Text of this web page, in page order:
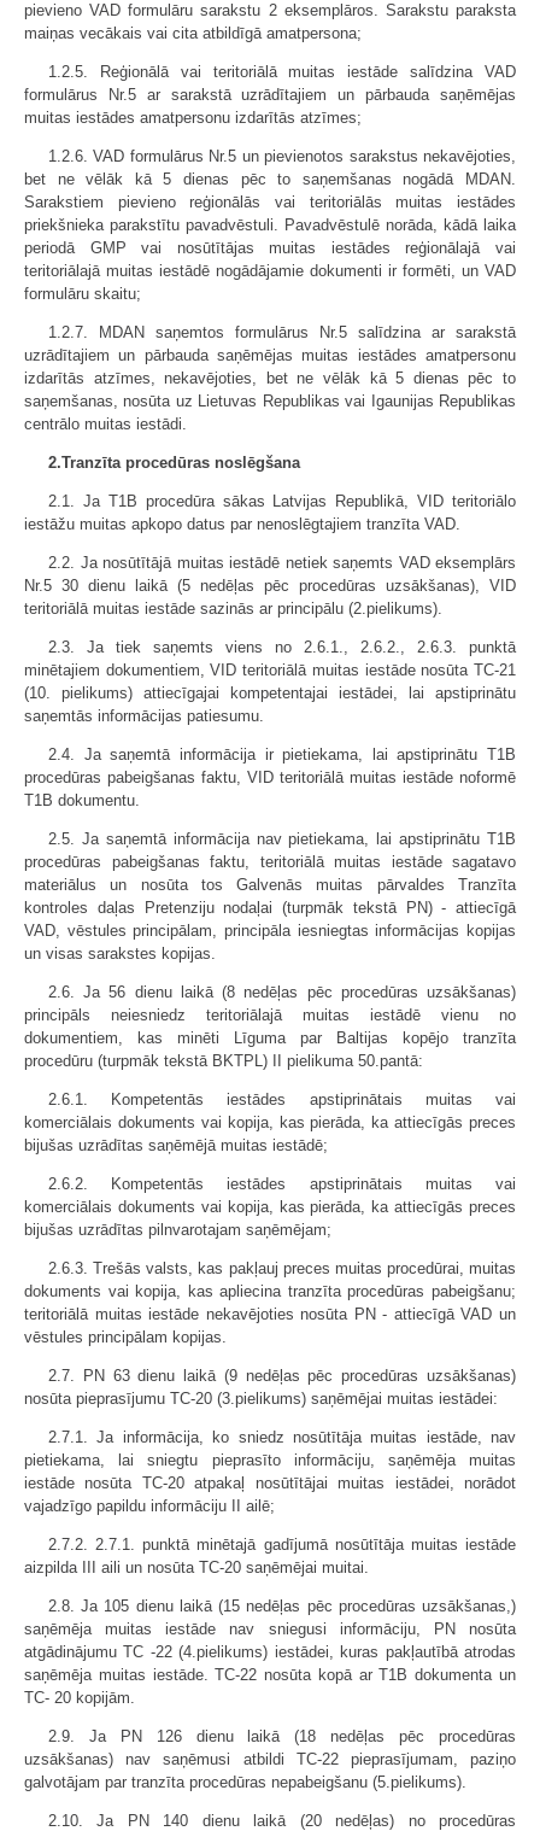
pievieno VAD formulāru sarakstu 2 eksemplāros. Sarakstu paraksta
maiņas vecākais vai cita atbildīgā amatpersona;
1.2.5. Reģionālā vai teritoriālā muitas iestāde salīdzina VAD
formulārus Nr.5 ar sarakstā uzrādītajiem un pārbauda saņēmējas
muitas iestādes amatpersonu izdarītās atzīmes;
1.2.6. VAD formulārus Nr.5 un pievienotos sarakstus nekavējoties,
bet ne vēlāk kā 5 dienas pēc to saņemšanas nogādā MDAN.
Sarakstiem pievieno reģionālās vai teritoriālās muitas iestādes
priekšnieka parakstītu pavadvēstuli. Pavadvēstulē norāda, kādā laika
periodā GMP vai nosūtītājas muitas iestādes reģionālajā vai
teritoriālajā muitas iestādē nogādājamie dokumenti ir formēti, un VAD
formulāru skaitu;
1.2.7. MDAN saņemtos formulārus Nr.5 salīdzina ar sarakstā
uzrādītajiem un pārbauda saņēmējas muitas iestādes amatpersonu
izdarītās atzīmes, nekavējoties, bet ne vēlāk kā 5 dienas pēc to
saņemšanas, nosūta uz Lietuvas Republikas vai Igaunijas Republikas
centrālo muitas iestādi.
2.Tranzīta procedūras noslēgšana
2.1. Ja T1B procedūra sākas Latvijas Republikā, VID teritoriālo
iestāžu muitas apkopo datus par nenoslēgtajiem tranzīta VAD.
2.2. Ja nosūtītājā muitas iestādē netiek saņemts VAD eksemplārs
Nr.5 30 dienu laikā (5 nedēļas pēc procedūras uzsākšanas), VID
teritoriālā muitas iestāde sazinās ar principālu (2.pielikums).
2.3. Ja tiek saņemts viens no 2.6.1., 2.6.2., 2.6.3. punktā
minētajiem dokumentiem, VID teritoriālā muitas iestāde nosūta TC-21
(10. pielikums) attiecīgajai kompetentajai iestādei, lai apstiprinātu
saņemtās informācijas patiesumu.
2.4. Ja saņemtā informācija ir pietiekama, lai apstiprinātu T1B
procedūras pabeigšanas faktu, VID teritoriālā muitas iestāde noformē
T1B dokumentu.
2.5. Ja saņemtā informācija nav pietiekama, lai apstiprinātu T1B
procedūras pabeigšanas faktu, teritoriālā muitas iestāde sagatavo
materiālus un nosūta tos Galvenās muitas pārvaldes Tranzīta
kontroles daļas Pretenziju nodaļai (turpmāk tekstā PN) - attiecīgā
VAD, vēstules principālam, principāla iesniegtas informācijas kopijas
un visas sarakstes kopijas.
2.6. Ja 56 dienu laikā (8 nedēļas pēc procedūras uzsākšanas)
principāls neiesniedz teritoriālajā muitas iestādē vienu no
dokumentiem, kas minēti Līguma par Baltijas kopējo tranzīta
procedūru (turpmāk tekstā BKTPL) II pielikuma 50.pantā:
2.6.1. Kompetentās iestādes apstiprinātais muitas vai
komerciālais dokuments vai kopija, kas pierāda, ka attiecīgās preces
bijušas uzrādītas saņēmējā muitas iestādē;
2.6.2. Kompetentās iestādes apstiprinātais muitas vai
komerciālais dokuments vai kopija, kas pierāda, ka attiecīgās preces
bijušas uzrādītas pilnvarotajam saņēmējam;
2.6.3. Trešās valsts, kas pakļauj preces muitas procedūrai, muitas
dokuments vai kopija, kas apliecina tranzīta procedūras pabeigšanu;
teritoriālā muitas iestāde nekavējoties nosūta PN - attiecīgā VAD un
vēstules principālam kopijas.
2.7. PN 63 dienu laikā (9 nedēļas pēc procedūras uzsākšanas)
nosūta pieprasījumu TC-20 (3.pielikums) saņēmējai muitas iestādei:
2.7.1. Ja informācija, ko sniedz nosūtītāja muitas iestāde, nav
pietiekama, lai sniegtu pieprasīto informāciju, saņēmēja muitas
iestāde nosūta TC-20 atpakaļ nosūtītājai muitas iestādei, norādot
vajadzīgo papildu informāciju II ailē;
2.7.2. 2.7.1. punktā minētajā gadījumā nosūtītāja muitas iestāde
aizpilda III aili un nosūta TC-20 saņēmējai muitai.
2.8. Ja 105 dienu laikā (15 nedēļas pēc procedūras uzsākšanas,)
saņēmēja muitas iestāde nav sniegusi informāciju, PN nosūta
atgādinājumu TC -22 (4.pielikums) iestādei, kuras pakļautībā atrodas
saņēmēja muitas iestāde. TC-22 nosūta kopā ar T1B dokumenta un
TC- 20 kopijām.
2.9. Ja PN 126 dienu laikā (18 nedēļas pēc procedūras
uzsākšanas) nav saņēmusi atbildi TC-22 pieprasījumam, paziņo
galvotājam par tranzīta procedūras nepabeigšanu (5.pielikums).
2.10. Ja PN 140 dienu laikā (20 nedēļas) no procedūras